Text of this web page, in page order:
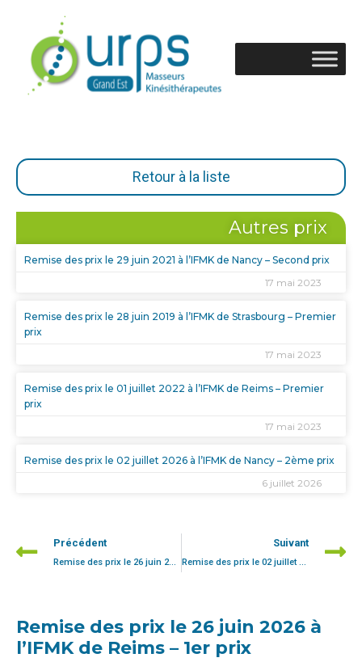
Retour à la liste
Autres prix
Remise des prix le 29 juin 2021 à l’IFMK de Nancy – Second prix
17 mai 2023
Remise des prix le 28 juin 2019 à l’IFMK de Strasbourg – Premier
prix
17 mai 2023
Remise des prix le 01 juillet 2022 à l’IFMK de Reims – Premier
prix
17 mai 2023
Remise des prix le 02 juillet 2026 à l’IFMK de Nancy – 2ème prix
6 juillet 2026
Précédent Suivant
Remise des prix le 26 juin 2026 à
l’IFMK de Reims – 1er prix